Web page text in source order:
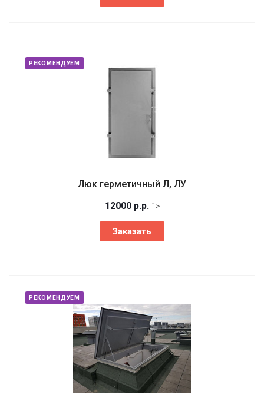
РЕКОМЕНДУЕМ
Люк герметичный Л, ЛУ
12000 р.р. ">
Заказать
РЕКОМЕНДУЕМ